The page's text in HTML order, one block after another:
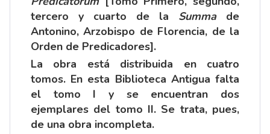
tercero y cuarto de la Summade
Antonino, Arzobispo de Florencia, de la
Orden de Predicadores].
La obra está distribuida en cuatro
tomos. En esta Biblioteca Antigua falta
el tomo I y se encuentran dos
ejemplares del tomo II. Se trata, pues,
de una obra incompleta.